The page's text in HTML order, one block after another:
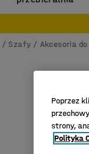
Szafy Akcesoria
Poprzez
strony,
Polityka